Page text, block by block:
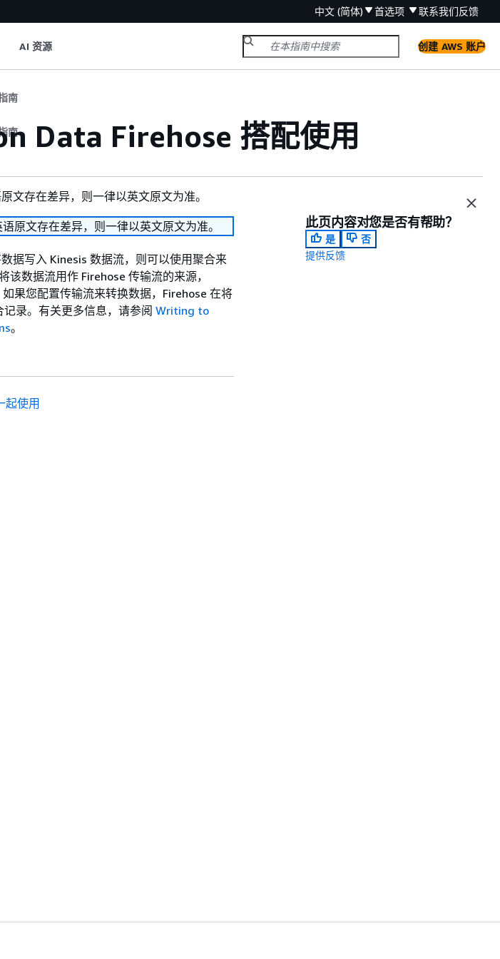
中文 (简体) 首选项 联系我们反馈
AI 资源 创建 AWS 账户
南
南 Data Firehose 搭配使用
文存在差异，则一律以英文原文为准。
原文存在差异，则一律以英文原文为准。
据写入 Kinesis 数据流，则可以使用聚合来
数据流用作 Firehose 传输流的来源，
果您配置传输流来转换数据，Firehose 在将
录。有关更多信息，请参阅 Writing to
。
此页内容对您是否有帮助？
是
否
提供反馈
起使用